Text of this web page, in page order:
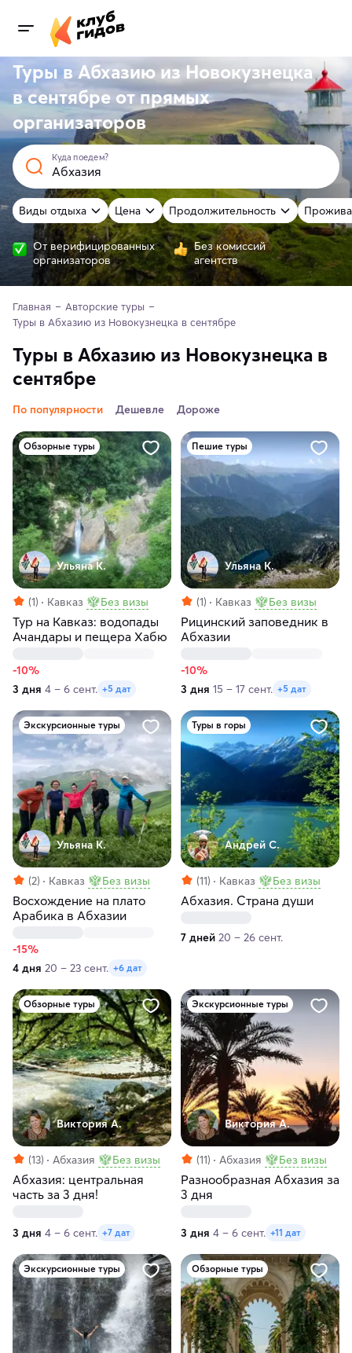
Туры в Абхазию из Новокузнецка
в сентябре отпрямых
организаторов
Куда поедем?
Виды отдыха Цена Продолжительность
От верифицированных
организаторов
Без комиссий
агентств
Главная
Авторские туры
Туры в Абхазию из Новокузнецка в сентябре
Туры в Абхазию из Новокузнецка в
сентябре
По популярности Дешевле Дороже
Обзорные туры
Ульяна К.
(1) Кавказ Без визы
Тур на Кавказ: водопады
Ачандары и пещера Хабю
-10%
3 дня 4 – 6 сент. +5 дат
Пешие туры
Ульяна К.
(1) Кавказ Без визы
Рицинский заповедник в
Абхазии
-10%
3 дня 15 – 17 сент. +5 дат
Экскурсионные туры
Ульяна К.
(2) Кавказ Без визы
Восхождение на плато
Арабика в Абхазии
-15%
4 дня 20 – 23 сент. +6 дат
Туры в горы
Андрей С.
(11) Кавказ Без визы
Абхазия. Страна души
7 дней 20 – 26 сент.
Обзорные туры
Виктория А.
(13) Абхазия Без визы
Абхазия: центральная
часть за 3 дня!
3 дня 4 – 6 сент. +7 дат
Экскурсионные туры
Виктория А.
(11) Абхазия Без визы
Разнообразная Абхазия за
3 дня
3 дня 4 – 6 сент. +11 дат
Экскурсионные туры Обзорные туры